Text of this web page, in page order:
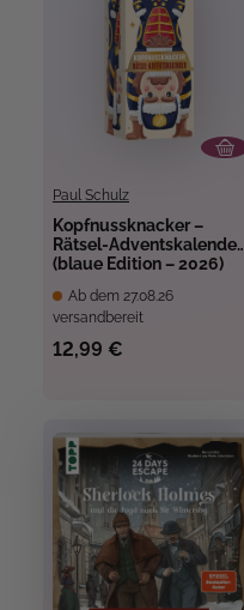
Paul Schulz
Kopfnussknacker –
Rätsel-Adventskalender
(blaue Edition – 2026)
Ab dem 27.08.26
versandbereit
12,99 €